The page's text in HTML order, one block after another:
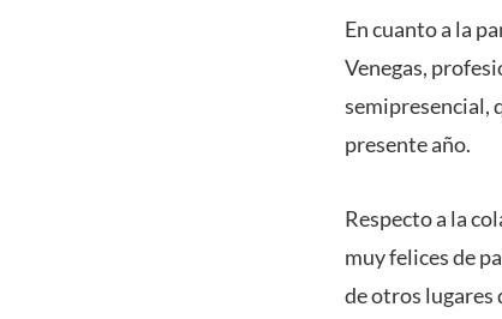
En cuanto a la
Venegas,
semipresencial,
presente año.
Respecto a la
muy felices de
de otros lugares